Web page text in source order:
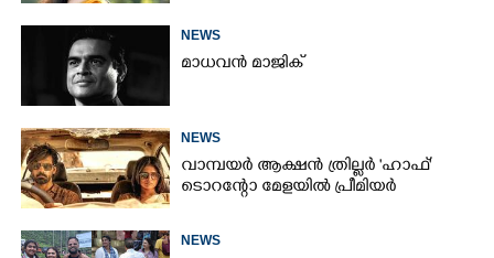
NEWS
മാധവൻ മാജിക്
NEWS
വാമ്പയർ ആക്ഷൻ ത്രില്ലർ 'ഹാഫ്'
ടൊറന്റോ മേളയിൽ പ്രീമിയർ
NEWS